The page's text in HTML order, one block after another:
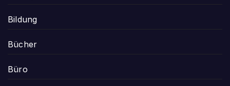
Bildung
Bücher
Büro